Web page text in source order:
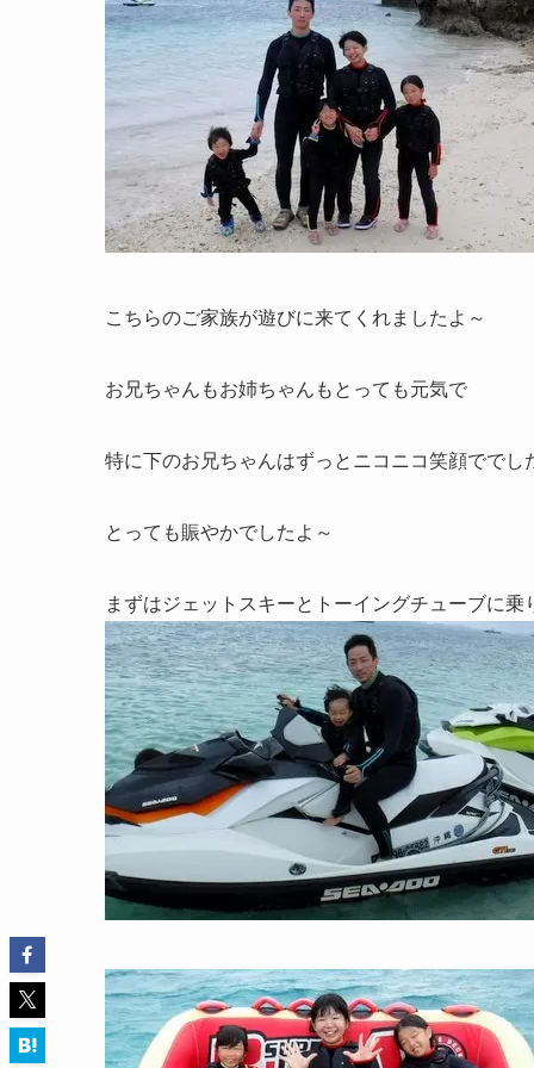
こちらのご家族が遊びに来てくれましたよ～
お兄ちゃんもお姉ちゃんもとっても元気で
特に下のお兄ちゃんはずっとニコニコ笑顔ででし
とっても賑やかでしたよ～
まずはジェットスキーとトーイングチューブに乗